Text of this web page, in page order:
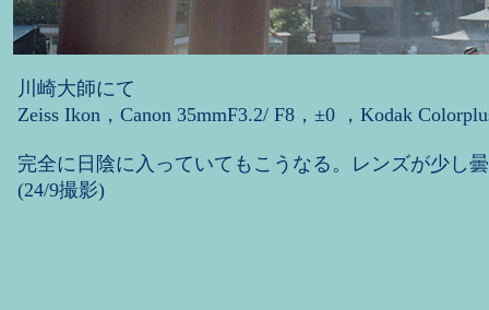
川崎大師にて
Zeiss Ikon，Canon 35mmF3.2/ F8，±0 ，Kodak
完全に日陰に入っていてもこうなる。レンズが少し
(24/9撮影)